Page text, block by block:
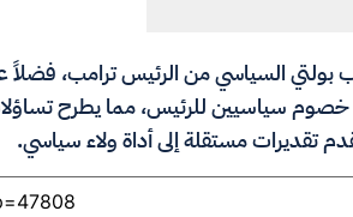
السياسي من الرئيس ترامب، فضلاً
خصوم سياسيين للرئيس، مما يطرح
تقديرات مستقلة إلى أداة ولاء سياسي.